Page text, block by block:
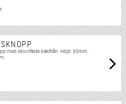
med skruvfäste bakifrån. Höjd: 30mm.